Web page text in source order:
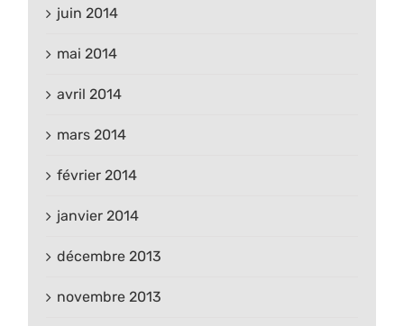
juin 2014
mai 2014
avril 2014
mars 2014
février 2014
janvier 2014
décembre 2013
novembre 2013